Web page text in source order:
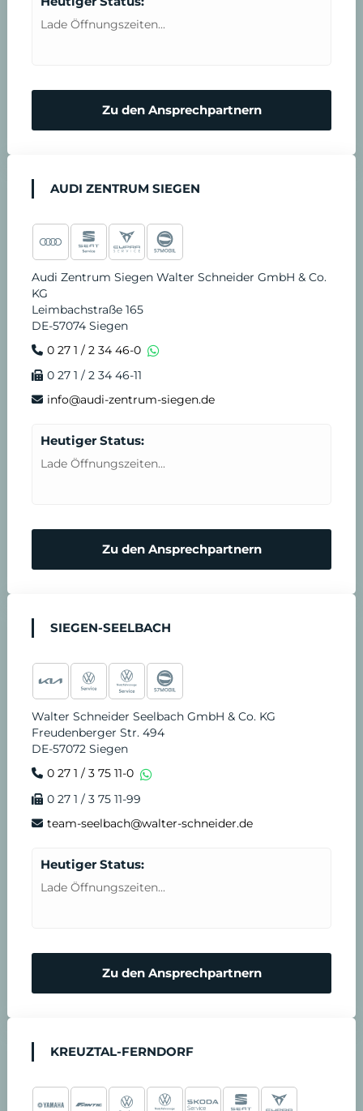
r
Lade Öffnungszeiten...
Zu den Ansprechpartnern
AUDI ZENTRUM SIEGEN
Audi Zentrum Siegen Walter Schneider GmbH & Co.
KG
Leimbachstraße 165
DE-57074 Siegen
0 27 1 / 2 34 46-0
0 27 1 / 2 34 46-11
info@audi-zentrum-siegen.de
Heutiger Status:
Lade Öffnungszeiten...
Zu den Ansprechpartnern
SIEGEN-SEELBACH
Walter Schneider Seelbach GmbH & Co. KG
Freudenberger Str. 494
DE-57072 Siegen
0 27 1 / 3 75 11-0
0 27 1 / 3 75 11-99
team-seelbach@walter-schneider.de
Heutiger Status:
Lade Öffnungszeiten...
Zu den Ansprechpartnern
KREUZTAL-FERNDORF